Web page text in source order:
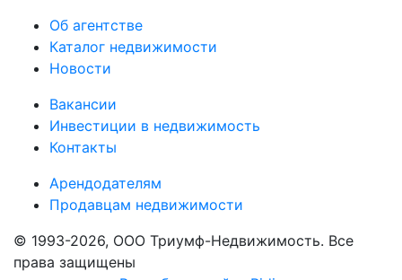
Об агентстве
Каталог недвижимости
Новости
Вакансии
Инвестиции в недвижимость
Контакты
Арендодателям
Продавцам недвижимости
© 1993-2026, ООО Триумф-Недвижимость. Все
права защищены